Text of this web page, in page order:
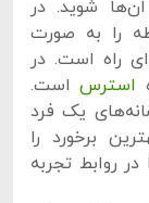
شوید. در
را به صورت
راه است. در
استرس‌است.
یک فرد
برخورد را
روابط تجربه